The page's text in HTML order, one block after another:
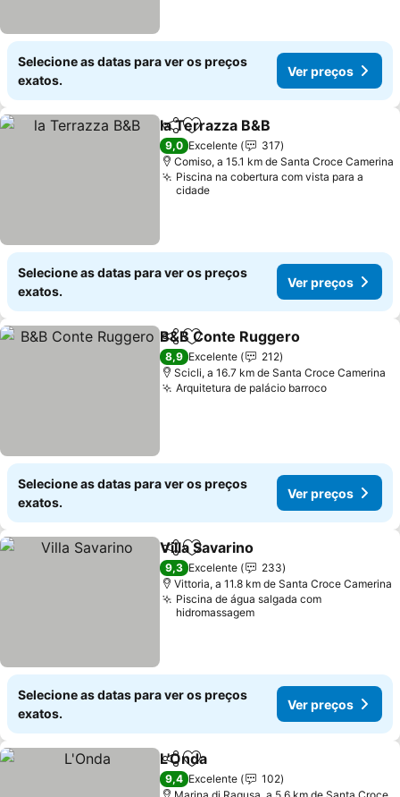
Selecione as datas para ver os preços
exatos.
Ver preços
PartilharAdicionar aos favoritos
la Terrazza B&B
9,0 Excelente
317
Comiso, a 15.1 km de Santa Croce Camerina
Piscina na cobertura com vista para a
cidade
Selecione as datas para ver os preços
exatos.
Ver preços
PartilharAdicionar aos favoritos
B&B Conte Ruggero
8,9 Excelente
212
Scicli, a 16.7 km de Santa Croce Camerina
Arquitetura de palácio barrocoVer preços
Selecione as datas para ver os preços
exatos.
Ver preços
PartilharAdicionar aos favoritos
Villa Savarino
9,3 Excelente
233
Vittoria, a 11.8 km de Santa Croce Camerina
Piscina de água salgada com
hidromassagem
Selecione as datas para ver os preços
exatos.
Ver preços
PartilharAdicionar aos favoritos
L'Onda
9,4 Excelente
102